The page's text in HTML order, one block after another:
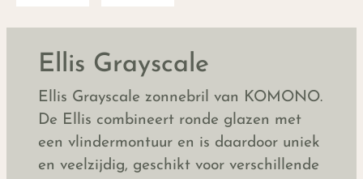
Ellis Grayscale
Ellis Grayscale zonnebril van KOMONO.
De Ellis combineert ronde glazen met
een vlindermontuur en is daardoor uniek
en veelzijdig, geschikt voor verschillende